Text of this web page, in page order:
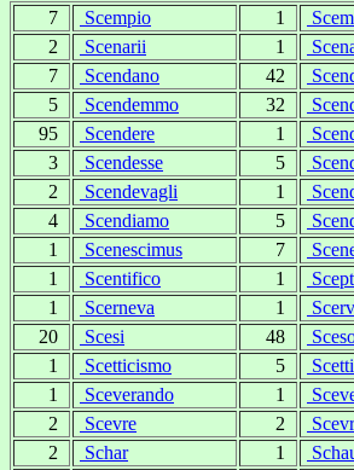
7 Scempio 1
2
Scenarii 1
7
Scendano 42
5
Scendemmo 32
95
Scendere 1
3
Scendesse 5
2
Scendevagli 1
4
Scendiamo 5
1
Scenescimus 7
1
Scentifico 1
1
Scerneva 1
20
Scesi 48
1
Scetticismo 5
1
Sceverando 1
2
Scevre 2
2
Schar 1